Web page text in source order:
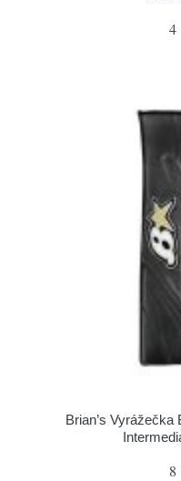
4
Brian’s Vyrážečka
8